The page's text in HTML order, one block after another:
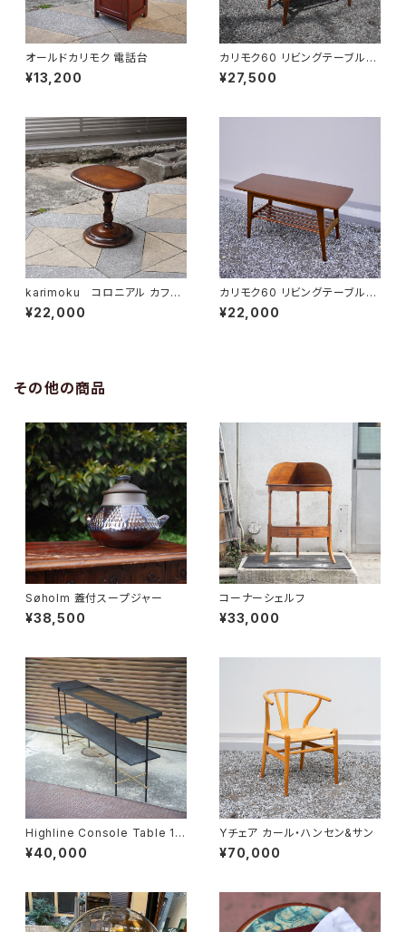
オールドカリモク 電話台
¥13,200
カリモク60 リビングテーブル
小
¥27,500
karimoku コロニアル カフェ
テーブル
¥22,000
カリモク60 リビングテーブル
小
¥22,000
その他の商品
Søholm 蓋付スープジャー
¥38,500
コーナーシェルフ
¥33,000
Highline Console Table 18
0
¥40,000
Yチェア カール・ハンセン&サン
¥70,000